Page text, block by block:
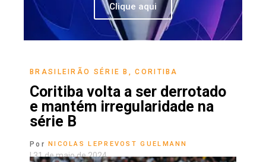
Clique aqui
BRASILEIRÃO SÉRIE B ,CORITIBA
Coritiba volta a ser derrotado
e mantém irregularidade na
série B
Por NICOLAS LEPREVOST GUELMANN
|31 de maio de 2024